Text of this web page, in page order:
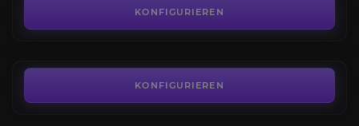
KONFIGURIEREN
KONFIGURIEREN